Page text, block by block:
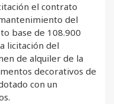
el contrato
del
base de 108.900
licitación del
de alquiler de la
decorativos de
con un